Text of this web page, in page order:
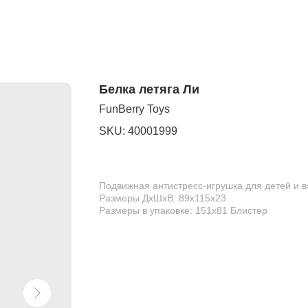
Белка летяга Ли
FunBerry Toys
SKU: 40001999
Подвижная антистресс-игрушка для детей и
Размеры ДхШхВ: 89х115х23
Размеры в упаковке: 151х81 Блистер